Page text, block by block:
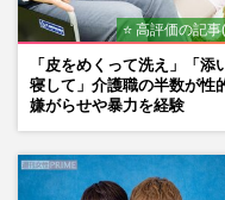
⭐ 高評価の記
「皮をめくって洗え」「添
寝して」介護職の半数が性
嫌がらせや暴力を経験